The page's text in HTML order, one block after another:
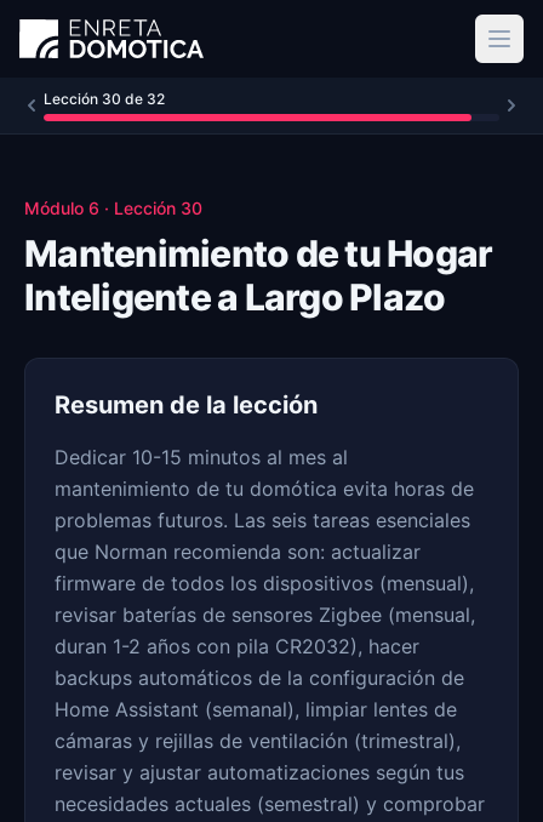
Ir al contenido principal
Lección 30 de 32
Módulo 6 · Lección 30
Mantenimiento de tu Hogar
Inteligente a Largo Plazo
Resumen de la lección
Dedicar 10-15 minutos al mes al
mantenimiento de tu domótica evita horas de
problemas futuros. Las seis tareas esenciales
que Norman recomienda son: actualizar
firmware de todos los dispositivos (mensual),
revisar baterías de sensores Zigbee (mensual,
duran 1-2 años con pila CR2032), hacer
backups automáticos de la configuración de
Home Assistant (semanal), limpiar lentes de
cámaras y rejillas de ventilación (trimestral),
revisar y ajustar automatizaciones según tus
necesidades actuales (semestral) y comprobar